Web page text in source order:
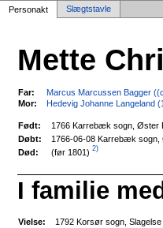
Personakt Slægtstavle
Mette
Far:
Marcus Marcussen Bagger
Mor:
Hedevig Johanne Langeland
Født: 1766 Karrebæk sogn, Øster
Døbt: 1766-06-08 Karrebæk sogn,
Død: (før 1801) 2)
I familie
Vielse: 1792 Korsør sogn,